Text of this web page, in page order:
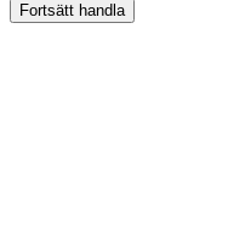
Fortsätt handla